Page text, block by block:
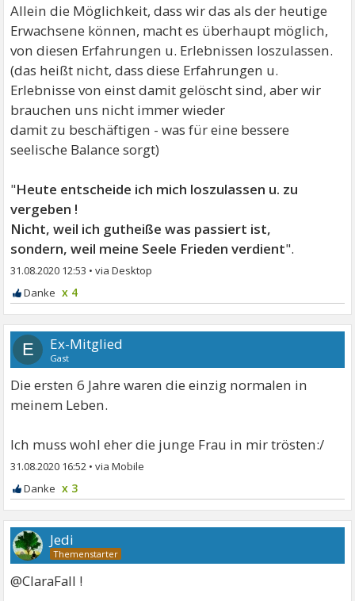
Allein die Möglichkeit, dass wir das als der heutige
Erwachsene können, macht es überhaupt möglich,
von diesen Erfahrungen u. Erlebnissen loszulassen.
(das heißt nicht, dass diese Erfahrungen u.
Erlebnisse von einst damit gelöscht sind, aber wir
brauchen uns nicht immer wieder
damit zu beschäftigen - was für eine bessere
seelische Balance sorgt)
"Heute entscheide ich mich loszulassen u. zu
vergeben !
Nicht, weil ich gutheiße was passiert ist,
sondern, weil meine Seele Frieden verdient".
31.08.2020 12:53 •
x 4
E Ex-Mitglied
Gast
Die ersten 6 Jahre waren die einzig normalen in
meinem Leben.
Ich muss wohl eher die junge Frau in mir trösten:/
31.08.2020 16:52 •
x 3
Jedi
@ClaraFall !